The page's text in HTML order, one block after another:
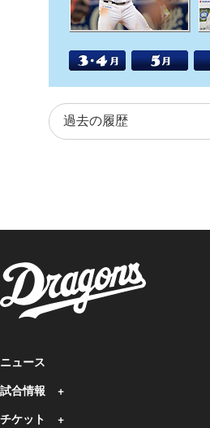
ニュース
試合情報
チケット